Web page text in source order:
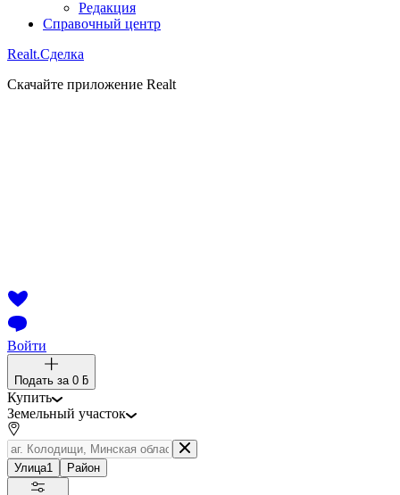
Редакция
Справочный центр
Realt.Сделка
Скачайте приложение Realt
Войти
Подать за 0 ƃ
Купить
Земельный участок
Улица1 Район